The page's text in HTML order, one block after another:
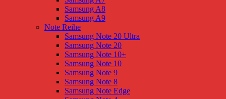
Samsung A8
Samsung A9
Note Reihe
Samsung Note 20 Ultra
Samsung Note 20
Samsung Note 10+
Samsung Note 10
Samsung Note 9
Samsung Note 8
Samsung Note Edge